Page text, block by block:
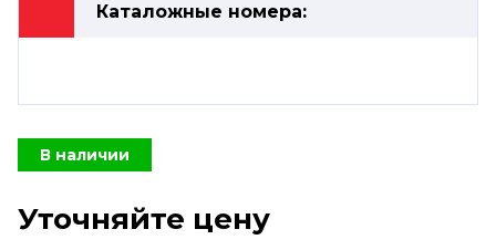
Каталожные номера:
В наличии
Уточняйте цену